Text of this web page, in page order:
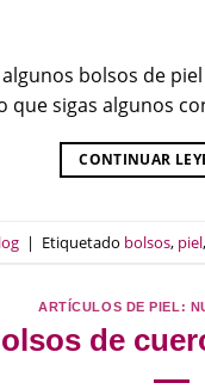
bolsos de
que sigas algunos
CONTINUAR
| Etiquetado bolsos, piel,
ARTÍCULOS DE PIEL:
de